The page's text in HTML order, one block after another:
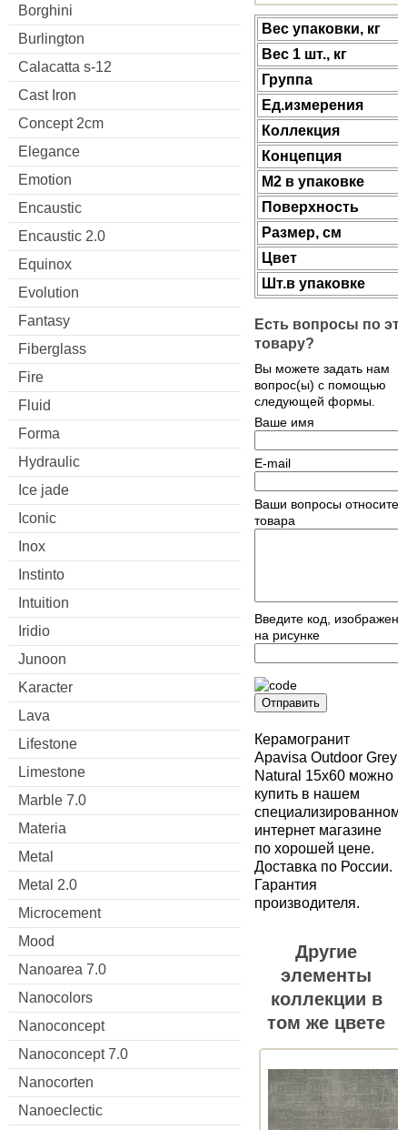
Borghini
Burlington
Calacatta s-12
Cast Iron
Concept 2cm
Elegance
Emotion
Encaustic
Encaustic 2.0
Equinox
Evolution
Fantasy
Fiberglass
Fire
Fluid
Forma
Hydraulic
Ice jade
Iconic
Inox
Instinto
Intuition
Iridio
Junoon
Karacter
Lava
Lifestone
Limestone
Marble 7.0
Materia
Metal
Metal 2.0
Microcement
Mood
Nanoarea 7.0
Nanocolors
Nanoconcept
Nanoconcept 7.0
Nanocorten
Nanoeclectic
Веc упаковки, кг
Вес 1 шт., кг
Группа
Ед.измерения
Коллекция
Концепция
М2 в упаковке
Поверхность
Размер, см
Цвет
Шт.в упаковке
Есть вопросы по
товару?
Вы можете задать нам
вопрос(ы) с помощью
следующей формы.
Ваше имя
E-mail
Ваши вопросы
товара
Введите код,
на рисунке
Отправить
Керамогранит
Apavisa Outdoor Grey
Natural 15x60 можно
купить в нашем
специализированном
интернет магазине
по хорошей цене.
Доставка по России.
Гарантия
производителя.
Другие
элементы
коллекции в
том же цвете